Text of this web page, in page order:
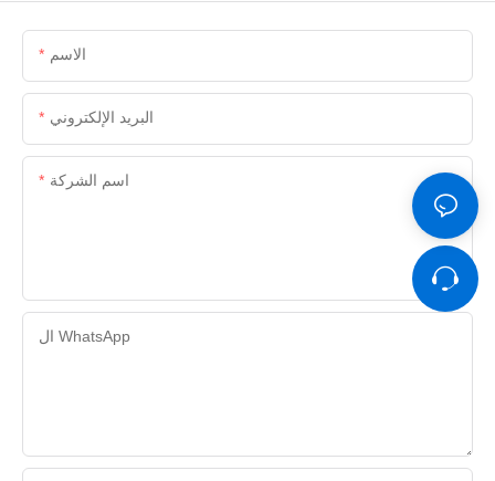
الاسم
البريد الإلكتروني
اسم الشركة
ال WhatsApp